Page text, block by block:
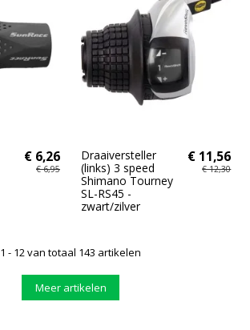
€ 6,26
€ 6,95
Draaiversteller
(links) 3 speed
Shimano Tourney
SL-RS45 -
zwart/zilver
€ 11,56
€ 12,30
1 - 12 van totaal 143 artikelen
Meer artikelen